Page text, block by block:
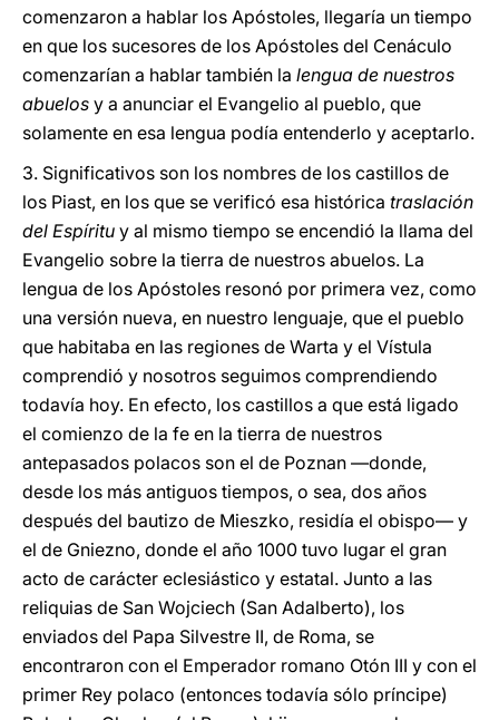
comenzaron a hablar los Apóstoles, llegaría un tiempo
en que los sucesores de los Apóstoles del Cenáculo
comenzarían a hablar también la lengua de nuestros
abuelos y a anunciar el Evangelio al pueblo, que
solamente en esa lengua podía entenderlo y aceptarlo.
3. Significativos son los nombres de los castillos de
los Piast, en los que se verificó esa histórica traslación
del Espíritu y al mismo tiempo se encendió la llama del
Evangelio sobre la tierra de nuestros abuelos. La
lengua de los Apóstoles resonó por primera vez, como
una versión nueva, en nuestro lenguaje, que el pueblo
que habitaba en las regiones de Warta y el Vístula
comprendió y nosotros seguimos comprendiendo
todavía hoy. En efecto, los castillos a que está ligado
el comienzo de la fe en la tierra de nuestros
antepasados polacos son el de Poznan —donde,
desde los más antiguos tiempos, o sea, dos años
después del bautizo de Mieszko, residía el obispo— y
el de Gniezno, donde el año 1000 tuvo lugar el gran
acto de carácter eclesiástico y estatal. Junto a las
reliquias de San Wojciech (San Adalberto), los
enviados del Papa Silvestre II, de Roma, se
encontraron con el Emperador romano Otón III y con el
primer Rey polaco (entonces todavía sólo príncipe)